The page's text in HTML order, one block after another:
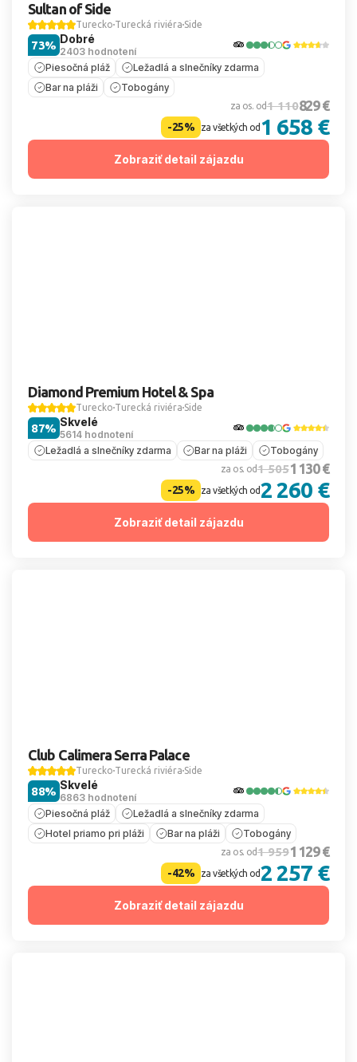
Sultan of Side
Turecko Turecká riviéra Side
Dobré
2403 hodnotení
73%
Piesočná pláž
Ležadlá a slnečníky zdarma
Bar na pláži
Tobogány
za os. od1 110829 €
-25% za všetkých od 1 658 €
Zobraziť detail zájazdu
Diamond Premium Hotel & Spa
Turecko Turecká riviéra Side
Skvelé
5614 hodnotení
87%
Ležadlá a slnečníky zdarma Bar na pláži Tobogány
za os. od1 5051 130 €
-25% za všetkých od2 260 €
Zobraziť detail zájazdu
Club Calimera Serra Palace
Turecko Turecká riviéra Side
Skvelé
6863 hodnotení
88%
Piesočná pláž
Ležadlá a slnečníky zdarma
Hotel priamo pri pláži
Bar na pláži Tobogány
za os. od1 9591 129 €
-42% za všetkých od2 257 €
Zobraziť detail zájazdu